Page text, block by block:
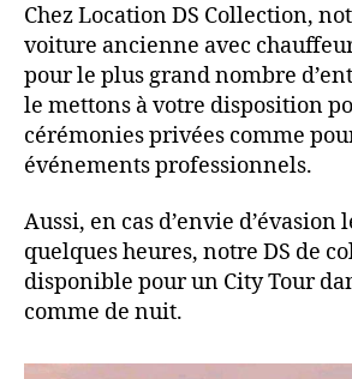
Chez Location DS Collection,
voiture ancienne avec
pour le plus grand nombre
le mettons à votre disposition
cérémonies privées comme
événements professionnels.
Aussi, en cas d’envie d’évasion
quelques heures, notre DS de
disponible pour un City Tour
comme de nuit.